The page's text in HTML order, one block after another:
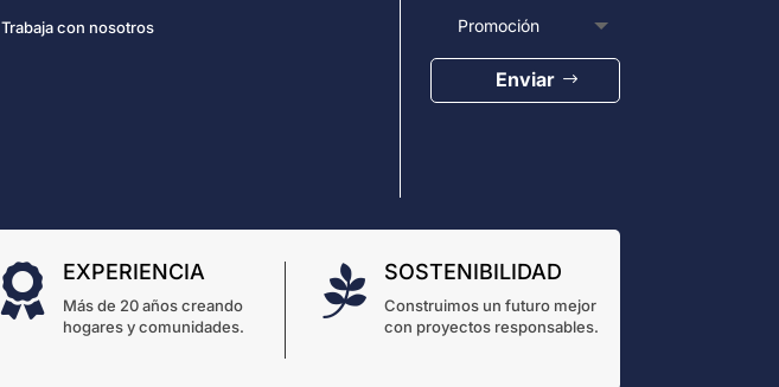
Trabaja con nosotros
Enviar
 EXPERIENCIA
Más de 20 años creando
hogares y comunidades.
 SOSTENIBILIDAD
Construimos un futuro mejor
con proyectos responsables.